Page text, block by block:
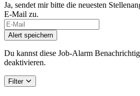
Ja, sendet mir bitte die neuesten
E-Mail zu.
Alert speichern
Du kannst diese Job-Alarm
deaktivieren.
Filter